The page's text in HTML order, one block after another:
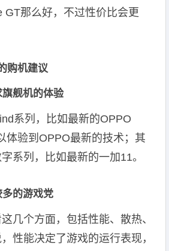
GT那么好，不过性价比会更
购机建议
舰机的体验
系列，比如最新的OPPO
体验到OPPO最新的技术；其
系列，比如最新的一加11。
的游戏党
几个方面，包括性能、散热、
性能决定了游戏的运行表现，